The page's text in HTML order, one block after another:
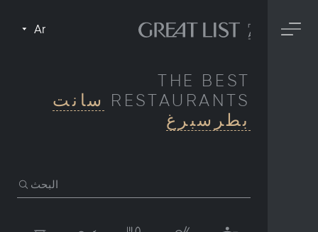
Ar
THE BEST
RESTAURANTS
سانت
بطرسبرغ
البحث